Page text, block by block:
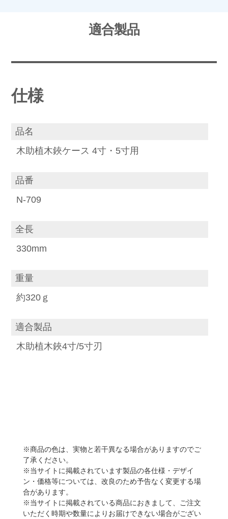
適合製品
仕様
品名
木助植木鋏ケース 4寸・5寸用
品番
N-709
全長
330mm
重量
約320ｇ
適合製品
木助植木鋏4寸/5寸刃
※商品の色は、実物と若干異なる場合がありますのでご
了承ください。
※当サイトに掲載されています製品の各仕様・デザイ
ン・価格等については、改良のため予告なく変更する場
合があります。
※当サイトに掲載されている商品におきまして、ご注文
いただく時期や数量によりお届けできない場合がござい